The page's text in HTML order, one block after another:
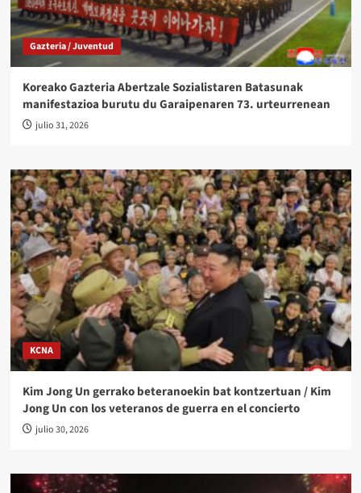
Gazteria / Juventud
Koreako Gazteria Abertzale Sozialistaren Batasunak
manifestazioa burutu du Garaipenaren 73. urteurrenean
julio 31, 2026
KCNA
Kim Jong Un gerrako beteranoekin bat kontzertuan / Kim
Jong Un con los veteranos de guerra en el concierto
julio 30, 2026